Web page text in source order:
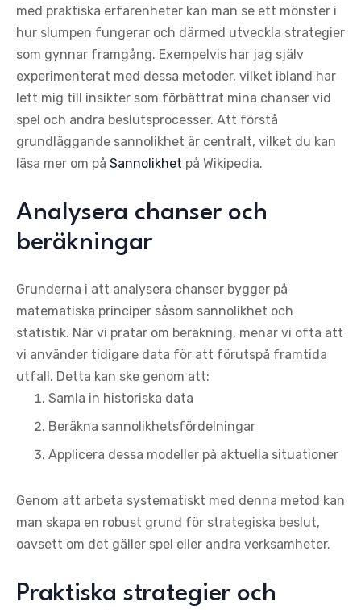
med praktiska erfarenheter kan man se ett mönster i
hur slumpen fungerar och därmed utveckla strategier
som gynnar framgång. Exempelvis har jag själv
experimenterat med dessa metoder, vilket ibland har
lett mig till insikter som förbättrat mina chanser vid
spel och andra beslutsprocesser. Att förstå
grundläggande sannolikhet är centralt, vilket du kan
läsa mer om på Sannolikhet på Wikipedia.
Analysera chanser och
beräkningar
Grunderna i att analysera chanser bygger på
matematiska principer såsom sannolikhet och
statistik. När vi pratar om beräkning, menar vi ofta att
vi använder tidigare data för att förutspå framtida
utfall. Detta kan ske genom att:
Samla in historiska data
Beräkna sannolikhetsfördelningar
Applicera dessa modeller på aktuella situationer
Genom att arbeta systematiskt med denna metod kan
man skapa en robust grund för strategiska beslut,
oavsett om det gäller spel eller andra verksamheter.
Praktiska strategier och